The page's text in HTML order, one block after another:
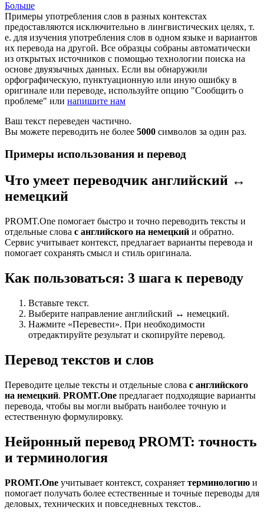
Больше
Примеры употребления слов в разных контекстах
предоставляются исключительно в лингвистических целях, т.
е. для изучения употребления слов в одном языке и вариантов
их перевода на другой. Все образцы собраны автоматически
из открытых источников с помощью технологии поиска на
основе двуязычных данных. Если вы обнаружили
орфографическую, пунктуационную или иную ошибку в
оригинале или переводе, используйте опцию "Сообщить о
проблеме" или напишите нам
Ваш текст переведен частично.
Вы можете переводить не более 5000 символов за один раз.
Примеры использования и перевод
Что умеет переводчик английский ↔
немецкий
PROMT.One помогает быстро и точно переводить тексты и
отдельные слова с английского на немецкий и обратно.
Сервис учитывает контекст, предлагает варианты перевода и
помогает сохранять смысл и стиль оригинала.
Как пользоваться: 3 шага к переводу
Вставьте текст.
Выберите направление английский ↔ немецкий.
Нажмите «Перевести». При необходимости
отредактируйте результат и скопируйте перевод.
Перевод текстов и слов
Переводите целые тексты и отдельные слова с английского
на немецкий. PROMT.One предлагает подходящие варианты
перевода, чтобы вы могли выбрать наиболее точную и
естественную формулировку.
Нейронный перевод PROMT: точность
и терминология
PROMT.One учитывает контекст, сохраняет терминологию и
помогает получать более естественные и точные переводы для
деловых, технических и повседневных текстов..